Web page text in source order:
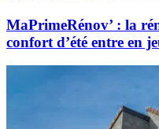
MaPrimeRénov’ : la
confort d’été entre en